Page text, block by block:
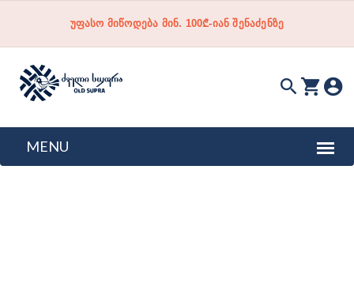
უფასო მიწოდება მინ. 100₾-იან შენაძენზე